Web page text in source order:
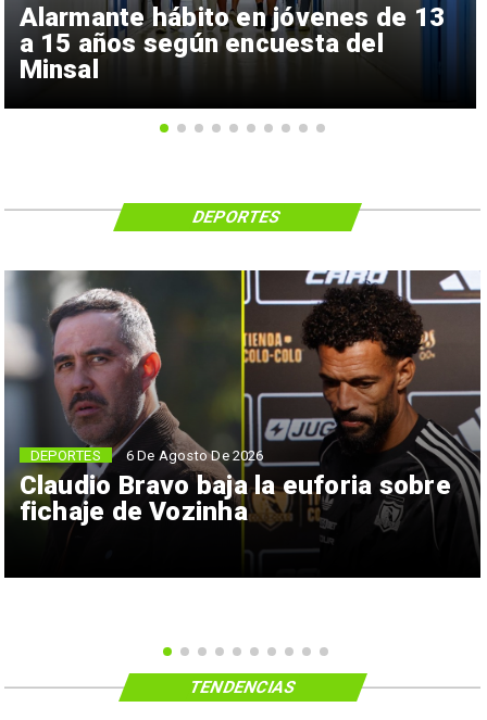
Alarmante hábito en jóvenes de 13
a 15 años según encuesta del
Minsal
Claudio Bravo baja la euforia sobre
fichaje de Vozinha
DEPORTES 6 De Agosto De 2026
DEPORTES
TENDENCIAS